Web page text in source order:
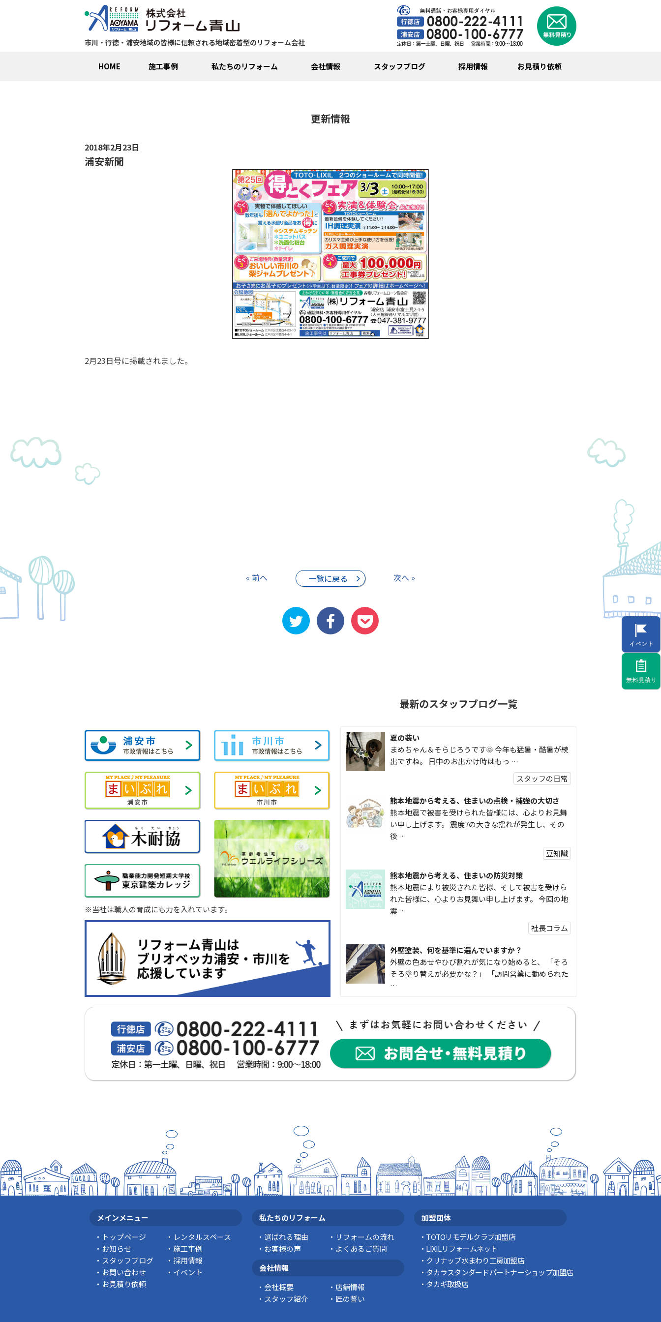
市川・行徳・浦安地域の皆様に信頼される地域密着型のリフォーム会社
HOME 施工事例 私たちのリフォーム 会社情報 スタッフブログ 採用情報 お見積り依頼
更新情報
2018年2月23日
浦安新聞
2月23日号に掲載されました。
« 前へ 一覧に戻る 次へ »
※当社は職人の育成にも力を入れています。
最新のスタッフブログ一覧
夏の装い
まめちゃん＆そらじろうです🌞 今年も猛暑・酷暑が続
出ですね。 日中のお出かけ時はもっ …
スタッフの日常
熊本地震から考える、住まいの点検・補強の大切さ
熊本地震で被害を受けられた皆様には、心よりお見舞
い申し上げます。 震度7の大きな揺れが発生し、その
後 …
豆知識
熊本地震から考える、住まいの防災対策
熊本地震により被災された皆様、そして被害を受けら
れた皆様に、心よりお見舞い申し上げます。 今回の地
震 …
社長コラム
外壁塗装、何を基準に選んでいますか？
外壁の色あせやひび割れが気になり始めると、 「そろ
そろ塗り替えが必要かな？」 「訪問営業に勧められた
…
なかなか便利な物
こんにちは コゴちゃんです 少し前になりますが購
入して良かった物を ご紹介したいと思 …
スタッフの日常
メインメニュー
トップページ
レンタルスペース
お知らせ
施工事例
スタッフブログ
採用情報
お問い合わせ
イベント
お見積り依頼
私たちのリフォーム
選ばれる理由
リフォームの流れ
お客様の声
よくあるご質問
会社情報
会社概要
店舗情報
スタッフ紹介
匠の誓い
加盟団体
TOTOリモデルクラブ加盟店
LIXILリフォームネット
クリナップ水まわり工房加盟店
タカラスタンダードパートナーショップ加盟店
タカギ取扱店